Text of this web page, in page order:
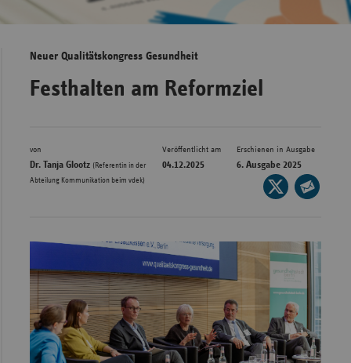
Neuer Qualitätskongress Gesundheit
Festhalten am Reformziel
von
Dr. Tanja Glootz (Referentin in der
Abteilung Kommunikation beim vdek)
Veröffentlicht am
04.12.2025
Erschienen in Ausgabe
6. Ausgabe 2025
Seite
auf
teilenE-
Mail